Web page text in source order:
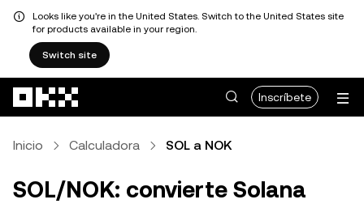
Looks like you're in the United States. Switch to the United States site
for products available in your region.
Switch site
Inscríbete
Inicio Calculadora SOL a NOK
SOL/NOK: convierte Solana